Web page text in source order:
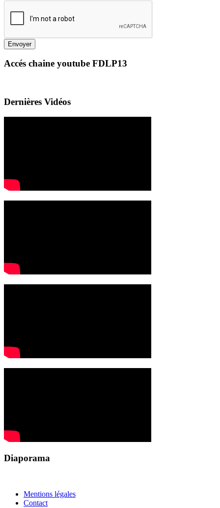
Envoyer
Accés chaine youtube FDLP13
Dernières Vidéos
Diaporama
Mentions légales
Contact